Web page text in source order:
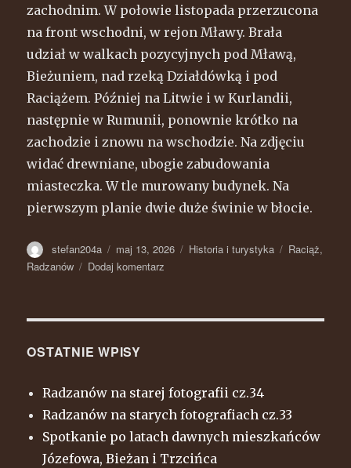
zachodnim. W połowie listopada przerzucona
na front wschodni, w rejon Mławy. Brała
udział w walkach pozycyjnych pod Mławą,
Bieżuniem, nad rzeką Działdówką i pod
Raciążem. Później na Litwie i w Kurlandii,
następnie w Rumunii, ponownie krótko na
zachodzie i znowu na wschodzie. Na zdjęciu
widać drewniane, ubogie zabudowania
miasteczka. W tle murowany budynek. Na
pierwszym planie dwie duże świnie w błocie.
Autor
stefan204a Opublikowano
maj 13, 2026 Kategorie
Historia i turystyka Tagi
Raciąż,
Radzanów
Dodaj komentarz
Wielka
OSTATNIE WPISY
Radzanów na starej fotografii cz.34
Radzanów na starych fotografiach cz.33
Spotkanie po latach dawnych mieszkańców
Józefowa, Bieżan i Trzcińca